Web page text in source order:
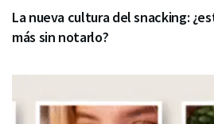
La nueva cultura del snacking:
más sin notarlo?